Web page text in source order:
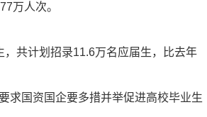
万人次。
共计划招录11.6万名应届生，比去年
求国资国企要多措并举促进高校毕业生